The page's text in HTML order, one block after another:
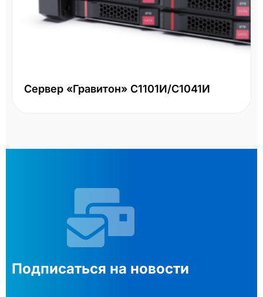
СХД HPE MSA 2060 R0Q73A - 16Gb FC
LFF
Два контроллера 16Gb FC, большой форм-фактор
Подписаться на новости